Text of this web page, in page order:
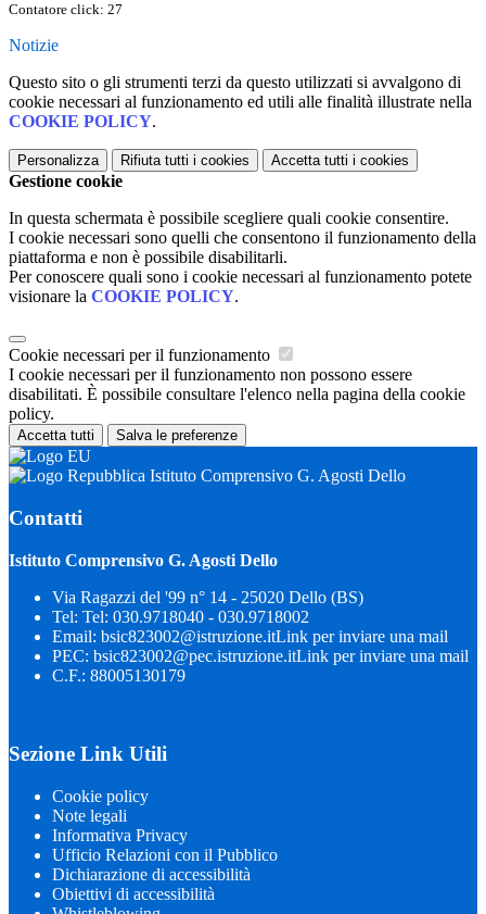
Contatore click: 27
Notizie
Questo sito o gli strumenti terzi da questo utilizzati si avvalgono di
cookie necessari al funzionamento ed utili alle finalità illustrate nella
COOKIE POLICY.
Personalizza Rifiuta tutti i cookies Accetta tutti i cookies
Gestione cookie
In questa schermata è possibile scegliere quali cookie consentire.
I cookie necessari sono quelli che consentono il funzionamento della
piattaforma e non è possibile disabilitarli.
Per conoscere quali sono i cookie necessari al funzionamento potete
visionare la COOKIE POLICY.
Cookie necessari per il funzionamento
I cookie necessari per il funzionamento non possono essere
disabilitati. È possibile consultare l'elenco nella pagina della cookie
policy.
Accetta tutti Salva le preferenze
Istituto Comprensivo G. Agosti Dello
Contatti
Istituto Comprensivo G. Agosti Dello
Via Ragazzi del '99 n° 14 - 25020 Dello (BS)
Tel: Tel: 030.9718040 - 030.9718002
Email: bsic823002@istruzione.itLink per inviare una mail
PEC: bsic823002@pec.istruzione.itLink per inviare una mail
C.F.: 88005130179
Sezione Link Utili
Cookie policy
Note legali
Informativa Privacy
Ufficio Relazioni con il Pubblico
Dichiarazione di accessibilità
Obiettivi di accessibilità